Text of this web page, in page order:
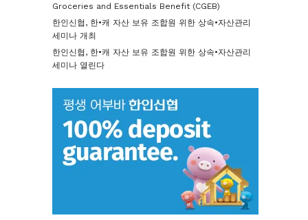
Groceries and Essentials Benefit (CGEB)
한인신협, 한•캐 자산 보유 조합원 위한 상속•자산관리
세미나 개최
한인신협, 한•캐 자산 보유 조합원 위한 상속•자산관리
세미나 열린다